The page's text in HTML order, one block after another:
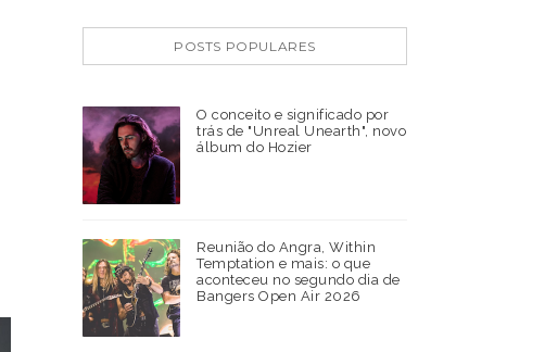
POSTS POPULARES
O conceito e significado por
trás de "Unreal Unearth", novo
álbum do Hozier
Reunião do Angra, Within
Temptation e mais: o que
aconteceu no segundo dia de
Bangers Open Air 2026